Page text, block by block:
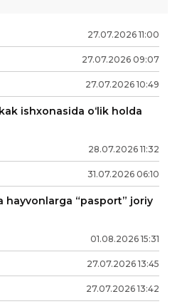
27.07.2026 11:00
27.07.2026 09:07
27.07.2026 10:49
ishxonasida o‘lik holda
28.07.2026 11:32
31.07.2026 06:10
hayvonlarga “pasport” joriy
01.08.2026 15:31
27.07.2026 13:45
27.07.2026 13:42